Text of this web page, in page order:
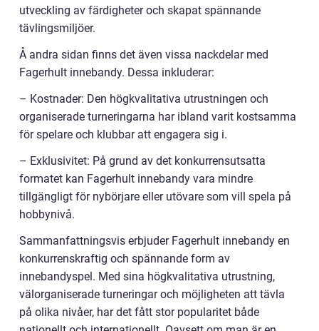
utveckling av färdigheter och skapat spännande
tävlingsmiljöer.
Å andra sidan finns det även vissa nackdelar med
Fagerhult innebandy. Dessa inkluderar:
– Kostnader: Den högkvalitativa utrustningen och
organiserade turneringarna har ibland varit kostsamma
för spelare och klubbar att engagera sig i.
– Exklusivitet: På grund av det konkurrensutsatta
formatet kan Fagerhult innebandy vara mindre
tillgängligt för nybörjare eller utövare som vill spela på
hobbynivå.
Sammanfattningsvis erbjuder Fagerhult innebandy en
konkurrenskraftig och spännande form av
innebandyspel. Med sina högkvalitativa utrustning,
välorganiserade turneringar och möjligheten att tävla
på olika nivåer, har det fått stor popularitet både